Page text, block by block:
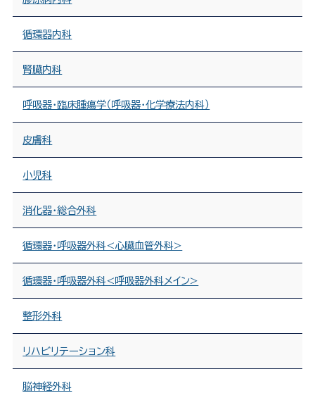
循環器内科
腎臓内科
呼吸器・臨床腫瘍学（呼吸器・化学療法内科）
皮膚科
小児科
消化器・総合外科
循環器・呼吸器外科<心臓血管外科>
循環器・呼吸器外科<呼吸器外科メイン>
整形外科
リハビリテーション科
脳神経外科